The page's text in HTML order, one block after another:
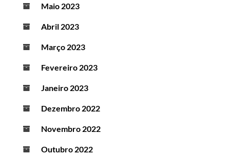
Maio 2023
Abril 2023
Março 2023
Fevereiro 2023
Janeiro 2023
Dezembro 2022
Novembro 2022
Outubro 2022